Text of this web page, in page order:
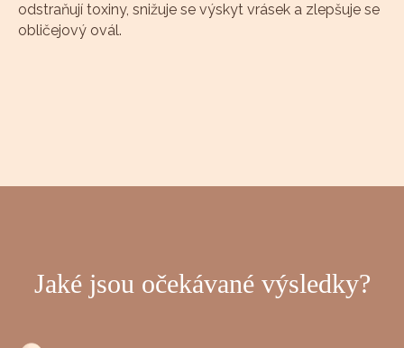
odstraňují toxiny, snižuje se výskyt vrásek a zlepšuje se
obličejový ovál.
Jaké jsou očekávané výsledky?